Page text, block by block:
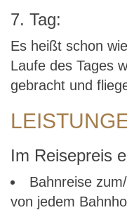
7. Tag:
Es heißt schon
Laufe des Tages
gebracht und
Im Reisepreis
Bahnreise
von jedem